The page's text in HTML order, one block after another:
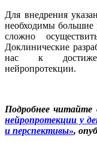
Для внедрения
необходимы большие
сложно
Доклинические
нас к
нейропротекции.
Подробнее читайте
нейропротекции у
и перспективы»,